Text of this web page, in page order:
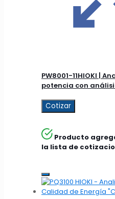
PW8001-11HIOKI |
potencia con
Cotizar
Producto
la lista de